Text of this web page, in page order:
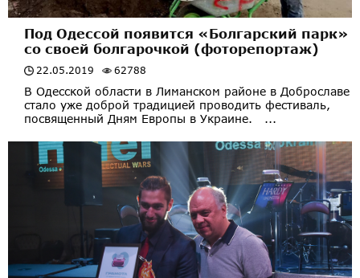
Под Одессой появится «Болгарский парк»
со своей болгарочкой (фоторепортаж)
22.05.2019 62788
В Одесской области в Лиманском районе в Доброславе
стало уже доброй традицией проводить фестиваль,
посвященный Дням Европы в Украине. ...